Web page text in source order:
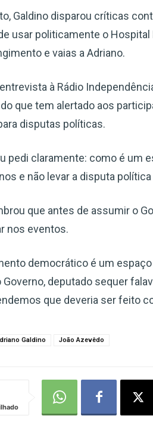
Galdino disparou críticas
usar politicamente o Hospital
e vaias a Adriano.
à Rádio
que tem alertado aos
disputas políticas.
pedi claramente: como é um
e não levar a disputa política
que antes de assumir o
nos eventos.
democrático é um
Governo, deputado sequer
que deveria ser feito
Galdino João Azevêdo